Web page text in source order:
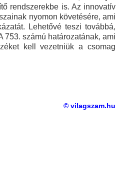
rendszerekbe is. Az innovatív
nyomon követésére, ami
Lehetővé teszi továbbá,
753. számú határozatának, ami
kell vezetniük a csomag
© vilagszam.hu